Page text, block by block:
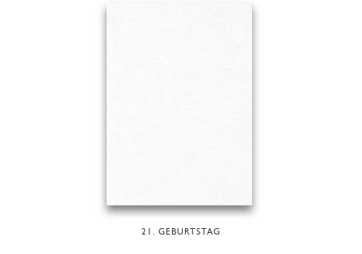
21. GEBURTSTAG